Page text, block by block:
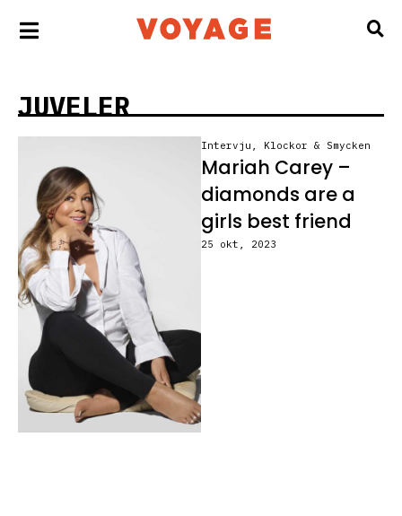
JUVELER
Intervju , Klockor & Smycken
Mariah Carey –
diamonds are a
girls best friend
25 okt, 2023